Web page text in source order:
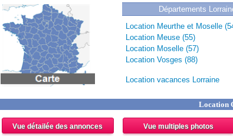
Départements
Location Meurthe et Moselle
Location Meuse (55)
Location Moselle (57)
Location Vosges (88)
Location vacances Lorraine
Location
Vue détailée des annonces Vue multiples photos